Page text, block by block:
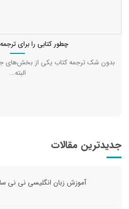
جدیدترین مقالات
آموزش زبان انگلیسی نی نی
چطور کتابی را برای
بدون شک ترجمه کتاب یکی از بخش‌های
البته...